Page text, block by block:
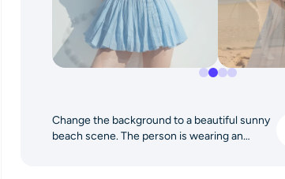
Change the background to a beautiful sunny
beach scene. The person is wearing an